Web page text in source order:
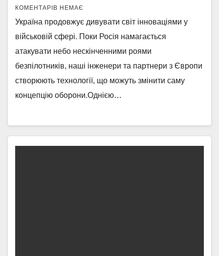
КОМЕНТАРІВ НЕМАЄ
Україна продовжує дивувати світ інноваціями у
військовій сфері. Поки Росія намагається
атакувати небо нескінченними роями
безпілотників, наші інженери та партнери з Європи
створюють технології, що можуть змінити саму
концепцію оборони.Однією…